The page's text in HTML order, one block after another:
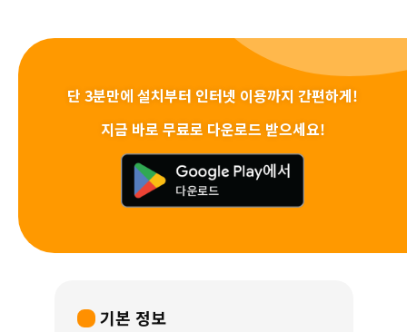
단 3분만에 설치부터 인터넷 이용까지 간편하게!
지금 바로 무료로 다운로드 받으세요!
기본 정보